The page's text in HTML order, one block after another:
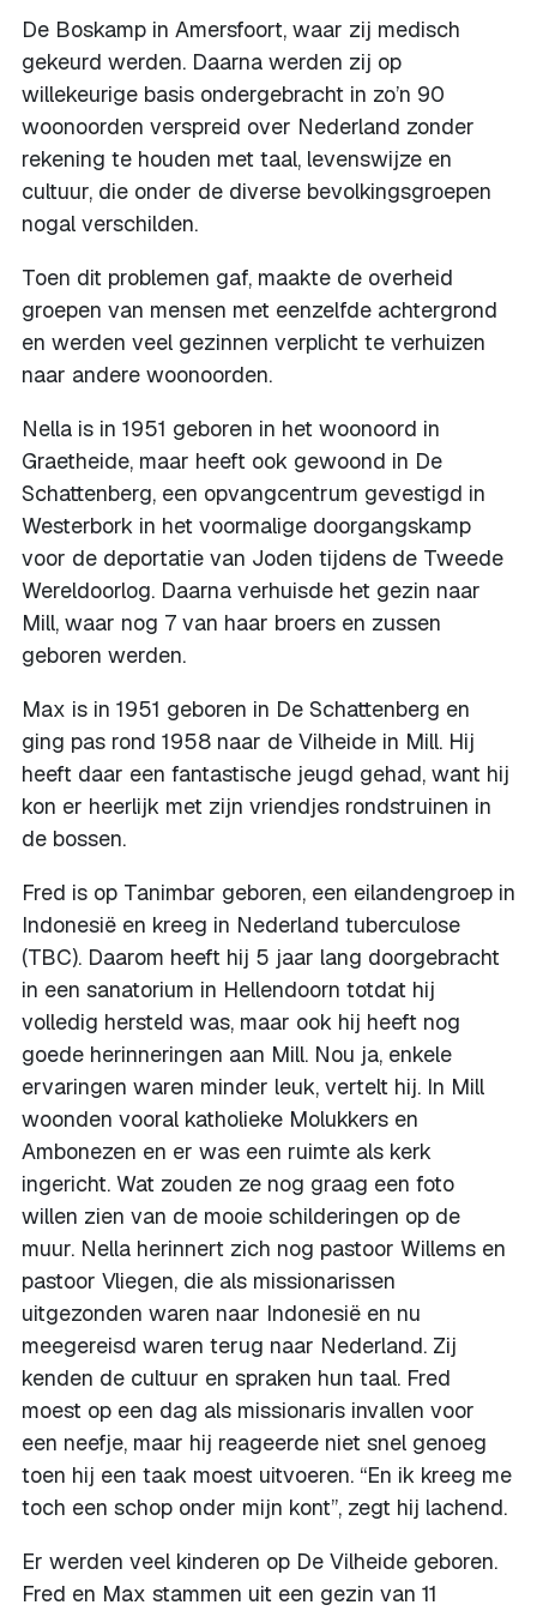
De Boskamp in Amersfoort, waar zij medisch
gekeurd werden. Daarna werden zij op
willekeurige basis ondergebracht in zo’n 90
woonoorden verspreid over Nederland zonder
rekening te houden met taal, levenswijze en
cultuur, die onder de diverse bevolkingsgroepen
nogal verschilden.
Toen dit problemen gaf, maakte de overheid
groepen van mensen met eenzelfde achtergrond
en werden veel gezinnen verplicht te verhuizen
naar andere woonoorden.
Nella is in 1951 geboren in het woonoord in
Graetheide, maar heeft ook gewoond in De
Schattenberg, een opvangcentrum gevestigd in
Westerbork in het voormalige doorgangskamp
voor de deportatie van Joden tijdens de Tweede
Wereldoorlog. Daarna verhuisde het gezin naar
Mill, waar nog 7 van haar broers en zussen
geboren werden.
Max is in 1951 geboren in De Schattenberg en
ging pas rond 1958 naar de Vilheide in Mill. Hij
heeft daar een fantastische jeugd gehad, want hij
kon er heerlijk met zijn vriendjes rondstruinen in
de bossen.
Fred is op Tanimbar geboren, een eilandengroep in
Indonesië en kreeg in Nederland tuberculose
(TBC). Daarom heeft hij 5 jaar lang doorgebracht
in een sanatorium in Hellendoorn totdat hij
volledig hersteld was, maar ook hij heeft nog
goede herinneringen aan Mill. Nou ja, enkele
ervaringen waren minder leuk, vertelt hij. In Mill
woonden vooral katholieke Molukkers en
Ambonezen en er was een ruimte als kerk
ingericht. Wat zouden ze nog graag een foto
willen zien van de mooie schilderingen op de
muur. Nella herinnert zich nog pastoor Willems en
pastoor Vliegen, die als missionarissen
uitgezonden waren naar Indonesië en nu
meegereisd waren terug naar Nederland. Zij
kenden de cultuur en spraken hun taal. Fred
moest op een dag als missionaris invallen voor
een neefje, maar hij reageerde niet snel genoeg
toen hij een taak moest uitvoeren. “En ik kreeg me
toch een schop onder mijn kont”, zegt hij lachend.
Er werden veel kinderen op De Vilheide geboren.
Fred en Max stammen uit een gezin van 11